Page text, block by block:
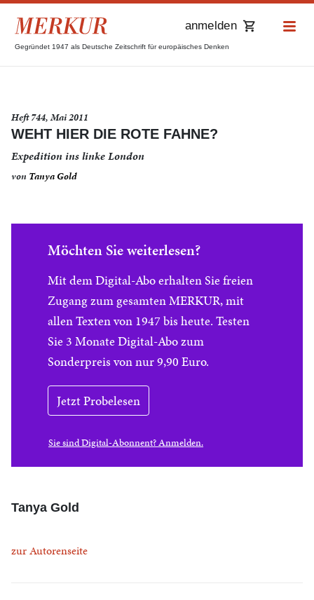
Gegründet 1947 als Deutsche Zeitschrift für europäisches Denken
anmelden
Heft 744, Mai 2011
WEHT HIER DIE ROTE FAHNE?
Expedition ins linke London
von Tanya Gold
Möchten Sie weiterlesen?
Mit dem Digital-Abo erhalten Sie freien
Zugang zum gesamten MERKUR, mit
allen Texten von 1947 bis heute. Testen
Sie 3 Monate Digital-Abo zum
Sonderpreis von nur 9,90 Euro.
Jetzt Probelesen
Sie sind Digital-Abonnent? Anmelden.
Tanya Gold
zur Autorenseite